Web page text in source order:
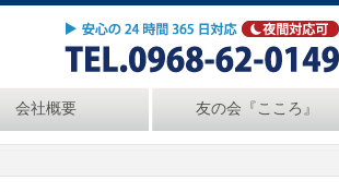
会社概要 友の会『こころ』